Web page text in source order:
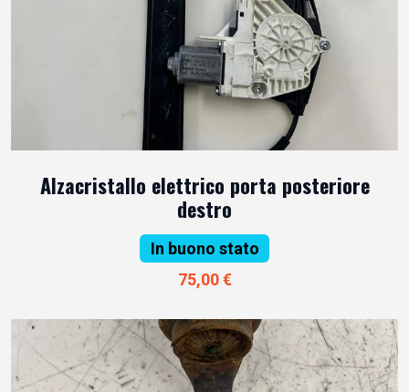
Alzacristallo elettrico porta posteriore
destro
In buono stato
75,00 €